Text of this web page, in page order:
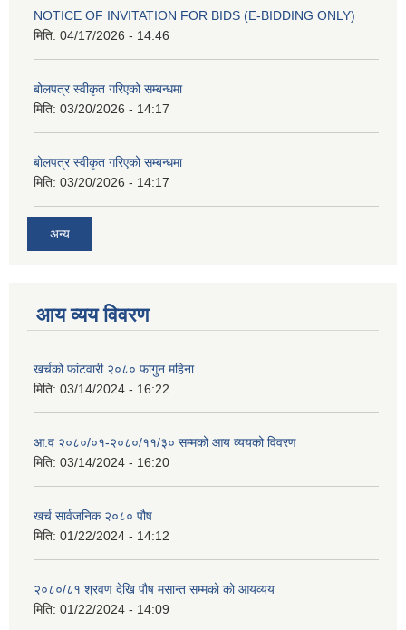
NOTICE OF INVITATION FOR BIDS (E-BIDDING ONLY)
मिति: 04/17/2026 - 14:46
बोलपत्र स्वीकृत गरिएको सम्बन्धमा
मिति: 03/20/2026 - 14:17
बोलपत्र स्वीकृत गरिएको सम्बन्धमा
मिति: 03/20/2026 - 14:17
अन्य
आय व्यय विवरण
खर्चको फांटवारी २०८० फागुन महिना
मिति: 03/14/2024 - 16:22
आ.व २०८०/०१-२०८०/११/३० सम्मको आय व्ययको विवरण
मिति: 03/14/2024 - 16:20
खर्च सार्वजनिक २०८० पौष
मिति: 01/22/2024 - 14:12
२०८०/८१ श्रवण देखि पौष मसान्त सम्मको को आयव्यय
मिति: 01/22/2024 - 14:09